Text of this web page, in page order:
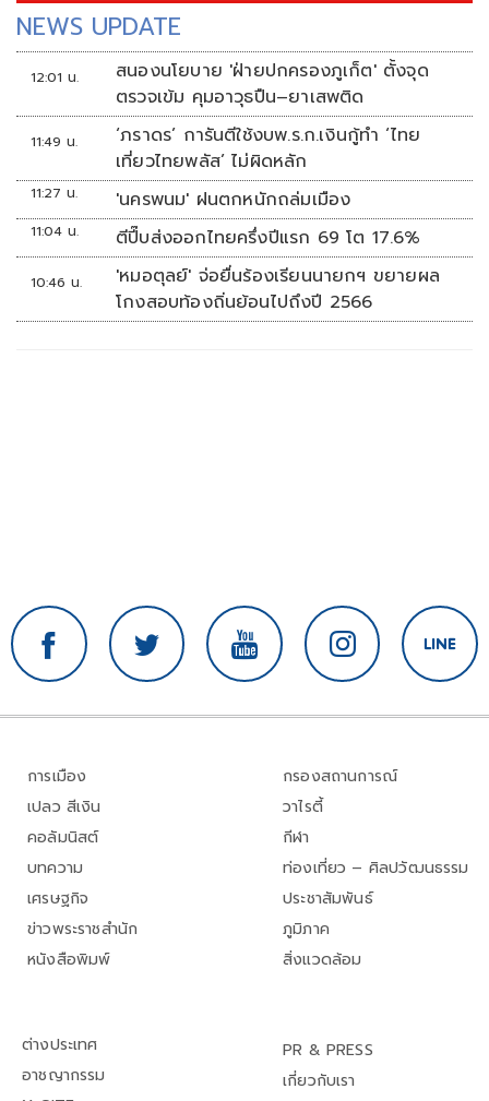
NEWS UPDATE
12:01 น.
สนองนโยบาย 'ฝ่ายปกครองภูเก็ต' ตั้งจุด
ตรวจเข้ม คุมอาวุธปืน–ยาเสพติด
11:49 น.
‘ภราดร’ การันตีใช้งบพ.ร.ก.เงินกู้ทำ ‘ไทย
เที่ยวไทยพลัส’ ไม่ผิดหลัก
11:27 น. 'นครพนม' ฝนตกหนักถล่มเมือง
11:04 น. ตีปี๊บส่งออกไทยครึ่งปีแรก 69 โต 17.6%
10:46 น.
'หมอตุลย์' จ่อยื่นร้องเรียนนายกฯ ขยายผล
โกงสอบท้องถิ่นย้อนไปถึงปี 2566
การเมือง
เปลว สีเงิน
คอลัมนิสต์
บทความ
เศรษฐกิจ
ข่าวพระราชสำนัก
หนังสือพิมพ์
กรองสถานการณ์
วาไรตี้
กีฬา
ท่องเที่ยว – ศิลปวัฒนธรรม
ประชาสัมพันธ์
ภูมิภาค
สิ่งแวดล้อม
ต่างประเทศ
อาชญากรรม
PR & PRESS
เกี่ยวกับเรา